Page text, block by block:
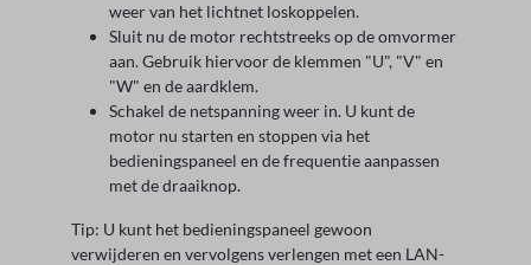
weer van het lichtnet loskoppelen.
Sluit nu de motor rechtstreeks op de omvormer
aan. Gebruik hiervoor de klemmen "U", "V" en
"W" en de aardklem.
Schakel de netspanning weer in. U kunt de
motor nu starten en stoppen via het
bedieningspaneel en de frequentie aanpassen
met de draaiknop.
Tip: U kunt het bedieningspaneel gewoon
verwijderen en vervolgens verlengen met een LAN-